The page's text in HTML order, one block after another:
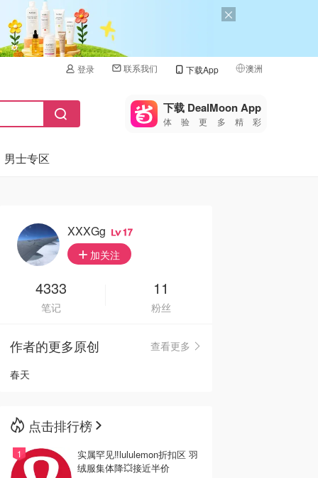
登录 联系我们 下载App 澳洲
🇺🇸
🇨🇳 中国
🇦🇺
🇳🇿新西兰
下载 DealMoon App
体验更多精彩
男士专区
XXXGg 17
加关注
4333
笔记
11
粉丝
作者的更多原创
查看更多
春天
点击排行榜
实属罕见‼️lululemon折扣区 羽
绒服集体降💥接近半价